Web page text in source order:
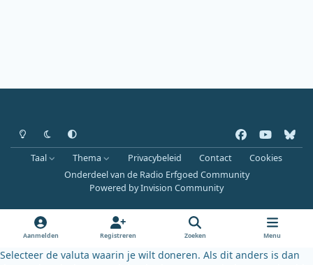
Heldere modus
Donkere modus
Systeemvoorkeur
a
c
e
o
k
o
u
b
b
l
u
k
y
Taal Thema Privacybeleid Contact
Cookies
Onderdeel van de Radio Erfgoed Community
Powered byInvision Community
Aanmelden Registreren Zoeken Menu
Selecteer de valuta waarin je wilt doneren. Als dit anders is dan